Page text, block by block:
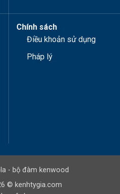
Chính sách
Điều khoản sử dụng
Pháp lý
- bộ đàm kenwood
© kenhtygia.com